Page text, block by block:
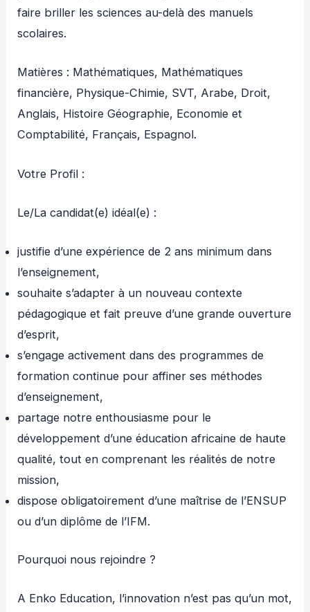
faire briller les sciences au-delà des manuels
scolaires.
Matières : Mathématiques, Mathématiques
financière, Physique-Chimie, SVT, Arabe, Droit,
Anglais, Histoire Géographie, Economie et
Comptabilité, Français, Espagnol.
Votre Profil :
Le/La candidat(e) idéal(e) :
justifie d’une expérience de 2 ans minimum dans
l’enseignement,
souhaite s’adapter à un nouveau contexte
pédagogique et fait preuve d’une grande ouverture
d’esprit,
s’engage activement dans des programmes de
formation continue pour affiner ses méthodes
d’enseignement,
partage notre enthousiasme pour le
développement d’une éducation africaine de haute
qualité, tout en comprenant les réalités de notre
mission,
dispose obligatoirement d’une maîtrise de l’ENSUP
ou d’un diplôme de l’IFM.
Pourquoi nous rejoindre ?
A Enko Education, l’innovation n’est pas qu’un mot,